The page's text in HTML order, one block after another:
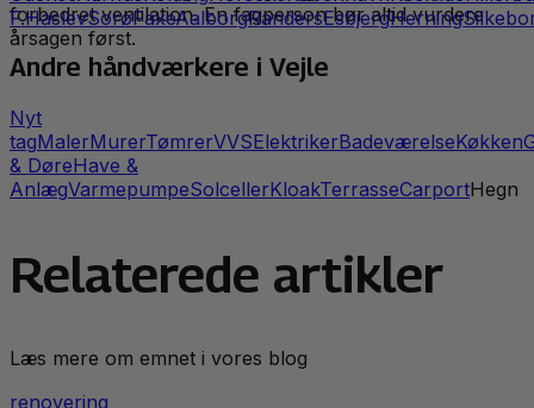
forbedret ventilation. En fagperson bør altid vurdere
årsagen først.
F.HaslevSorøFaxeAalborgRandersEsbjergHerning
Andre håndværkere i Vejle
Nyt
tagMalerMurerTømrerVVSElektrikerBadeværelseKøkken
& DøreHave &
AnlægVarmepumpeSolcellerKloakTerrasseCarportHegn
Relaterede artikler
Læs mere om emnet i vores blog
renovering